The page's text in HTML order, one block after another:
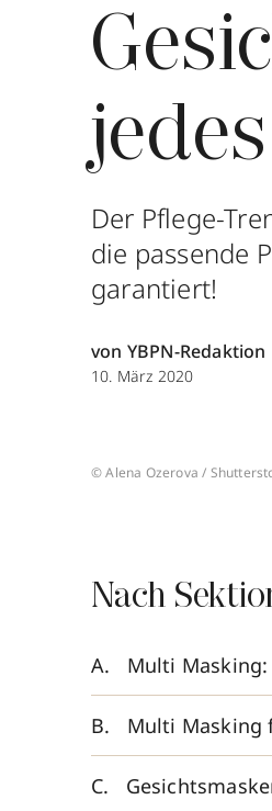
Der Pflege-
die passende
garantiert!
von YBPN-Redaktion
10. März 2020
© Alena Ozerova /
Nach
Multi Masking:
Multi Masking